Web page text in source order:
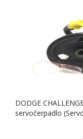
DODGE
servočerpadlo